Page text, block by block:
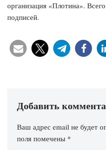
организация «Плотина».
подписей.
Добавить
Ваш адрес email не будет
поля помечены *